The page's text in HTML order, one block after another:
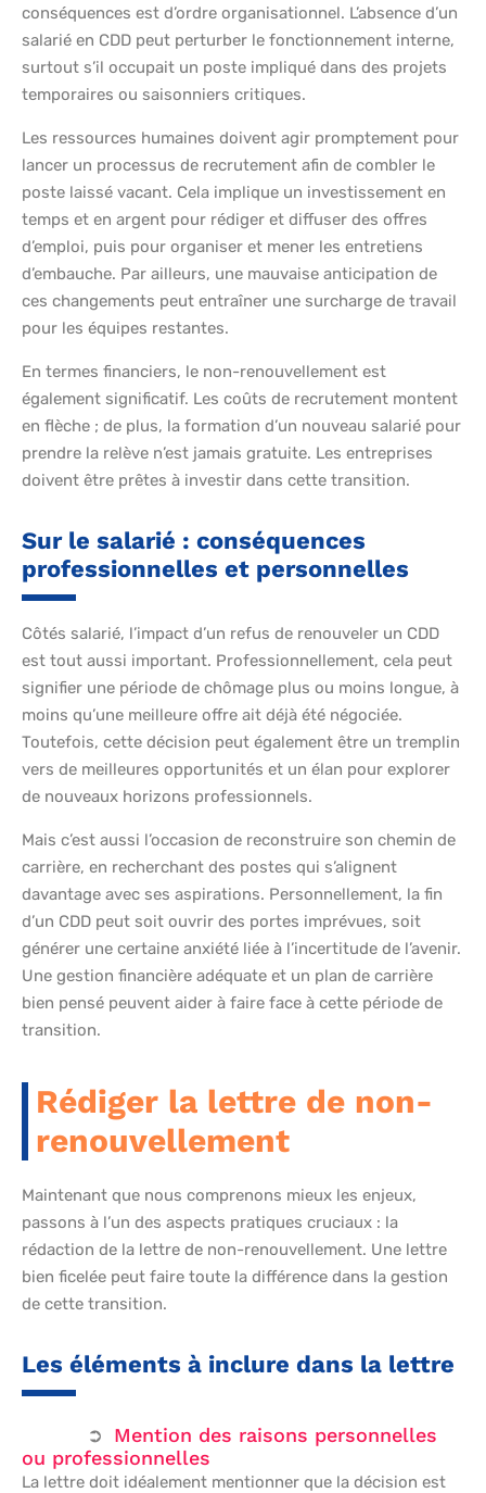
conséquences est d’ordre organisationnel. L’absence d’un
salarié en CDD peut perturber le fonctionnement interne,
surtout s’il occupait un poste impliqué dans des projets
temporaires ou saisonniers critiques.
Les ressources humaines doivent agir promptement pour
lancer un processus de recrutement afin de combler le
poste laissé vacant. Cela implique un investissement en
temps et en argent pour rédiger et diffuser des offres
d’emploi, puis pour organiser et mener les entretiens
d’embauche. Par ailleurs, une mauvaise anticipation de
ces changements peut entraîner une surcharge de travail
pour les équipes restantes.
En termes financiers, le non-renouvellement est
également significatif. Les coûts de recrutement montent
en flèche ; de plus, la formation d’un nouveau salarié pour
prendre la relève n’est jamais gratuite. Les entreprises
doivent être prêtes à investir dans cette transition.
Sur le salarié : conséquences
professionnelles et personnelles
Côtés salarié, l’impact d’un refus de renouveler un CDD
est tout aussi important. Professionnellement, cela peut
signifier une période de chômage plus ou moins longue, à
moins qu’une meilleure offre ait déjà été négociée.
Toutefois, cette décision peut également être un tremplin
vers de meilleures opportunités et un élan pour explorer
de nouveaux horizons professionnels.
Mais c’est aussi l’occasion de reconstruire son chemin de
carrière, en recherchant des postes qui s’alignent
davantage avec ses aspirations. Personnellement, la fin
d’un CDD peut soit ouvrir des portes imprévues, soit
générer une certaine anxiété liée à l’incertitude de l’avenir.
Une gestion financière adéquate et un plan de carrière
bien pensé peuvent aider à faire face à cette période de
transition.
Rédiger la lettre de non-
renouvellement
Maintenant que nous comprenons mieux les enjeux,
passons à l’un des aspects pratiques cruciaux : la
rédaction de la lettre de non-renouvellement. Une lettre
bien ficelée peut faire toute la différence dans la gestion
de cette transition.
Les éléments à inclure dans la lettre
Mention des raisons personnelles
ou professionnelles
La lettre doit idéalement mentionner que la décision est